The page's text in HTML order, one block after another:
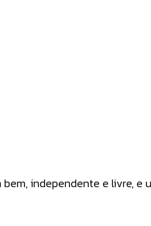
independente e livre,